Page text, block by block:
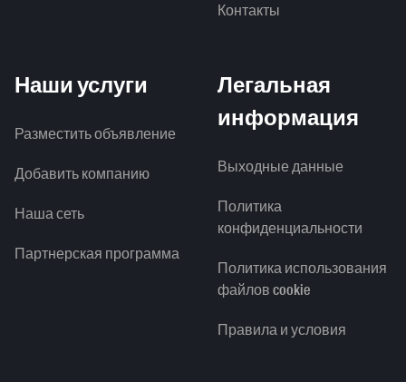
Контакты
Наши услуги
Разместить объявление
Добавить компанию
Наша сеть
Партнерская программа
Легальная
информация
Выходные данные
Политика
конфиденциальности
Политика использования
файлов cookie
Правила и условия